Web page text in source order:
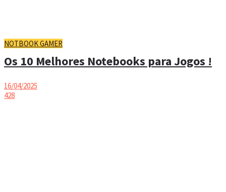
NOTBOOK GAMER
Os 10 Melhores Notebooks para Jogos !
16/04/2025
428